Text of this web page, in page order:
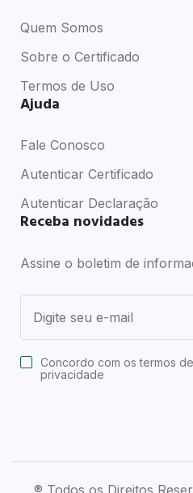
Quem Somos
Sobre o Certificado
Termos de Uso
Ajuda
Fale Conosco
Autenticar Certificado
Autenticar Declaração
Receba novidades
Assine o boletim de
Concordo com ostermos
privacidade
® Todos os Direitos